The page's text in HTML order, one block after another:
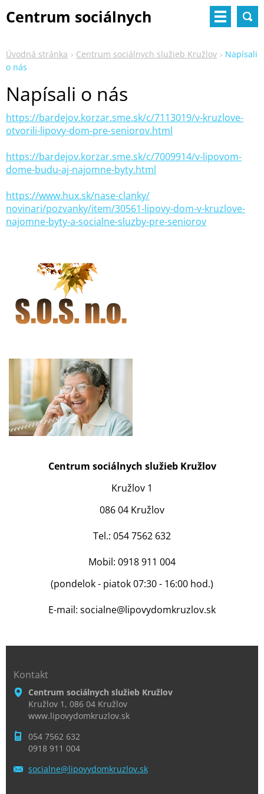
Centrum sociálnych
Úvodná stránka Centrum sociálnych služieb Kružlov
Napísali
o nás
Napísali o nás
https://bardejov.korzar.sme.sk/c/7113019/v-kruzlove-
otvorili-lipovy-dom-pre-seniorov.html
https://bardejov.korzar.sme.sk/c/7009914/v-lipovom-
dome-budu-aj-najomne-byty.html
https://www.hux.sk/nase-clanky/
novinari/pozvanky/item/30561-lipovy-dom-v-kruzlove-
najomne-byty-a-socialne-sluzby-pre-seniorov
Centrum sociálnych služieb Kružlov
Kružlov 1
086 04 Kružlov
Tel.: 054 7562 632
Mobil: 0918 911 004
(pondelok - piatok 07:30 - 16:00 hod.)
E-mail: socialne@lipovydomkruzlov.sk
Kontakt
Centrum sociálnych služieb Kružlov
Kružlov 1, 086 04 Kružlov
www.lipovydomkruzlov.sk
054 7562 632
0918 911 004
socialne@lipovydomkruzlov.sk